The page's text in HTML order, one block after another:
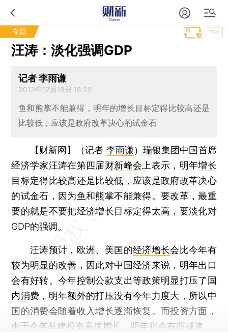
专题 T中
汪涛：淡化强调GDP
记者 李雨谦
2013年12月18日 15:29
鱼和熊掌不能兼得，明年的增长目标定得比较高还是
比较低，应该是政府改革决心的试金石
【财新网】（记者 李雨谦） 瑞银集团中国首席
经济学家汪涛在第四届财新峰会 上表示，明年增长
目标定得比较高还是比较低，应该是政府改革决心
的试金石，因为鱼和熊掌不能兼得。要改革，最重
要的就是不要把经济增长目标定得太高，要淡化对
GDP的强调。
汪涛预计，欧洲、美国的经济增长会比今年有
较为明显的改善，因此对中国经济来说，明年出口
会有好转。今年控制公款支出等政策明显打压了国
内消费，明年额外的打压没有今年力度大，所以中
国的消费会随着收入增长逐渐恢复。而投资方面，
由于今年基建投资高速增长，明年则会有所减速。